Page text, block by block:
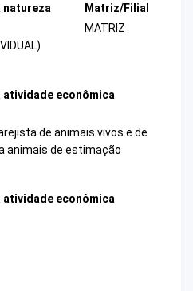
natureza
Matriz/Filial
MATRIZ
econômica
de animais vivos e de
animais de estimação
econômica